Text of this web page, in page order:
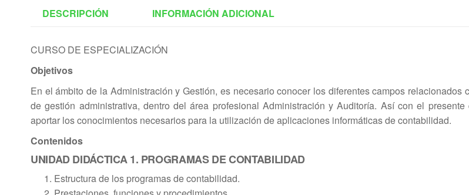
DESCRIPCIÓN INFORMACIÓN ADICIONAL
CURSO DE ESPECIALIZACIÓN
Objetivos
En el ámbito de la Administración y Gestión, es necesario conocer los diferentes campos relacionados
de gestión administrativa, dentro del área profesional Administración y Auditoría. Así con el presente
aportar los conocimientos necesarios para la utilización de aplicaciones informáticas de contabilidad.
Contenidos
UNIDAD DIDÁCTICA 1. PROGRAMAS DE CONTABILIDAD
Estructura de los programas de contabilidad.